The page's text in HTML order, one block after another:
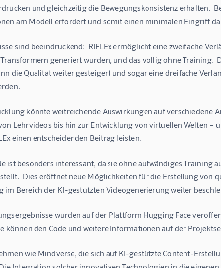
und gleichzeitig die Bewegungskonsistenz erhalten.
am Modell erfordert und somit einen minimalen Eingriff
sind beeindruckend:  RIFLEx ermöglicht eine zweifache
generiert wurden, und das völlig ohne Training.
die Qualität weiter gesteigert und sogar eine dreifache
könnte weitreichende Auswirkungen auf verschiedene
Lehrvideos bis hin zur Entwicklung von virtuellen Welten –
einen entscheidenden Beitrag leisten.
ist besonders interessant, da sie ohne aufwändiges
Dies eröffnet neue Möglichkeiten für die Erstellung von
im Bereich der KI-gestützten Videogenerierung weiter
wurden auf der Plattform Hugging Face
können den Code und weitere Informationen auf der
wie Mindverse, die sich auf KI-gestützte Content-